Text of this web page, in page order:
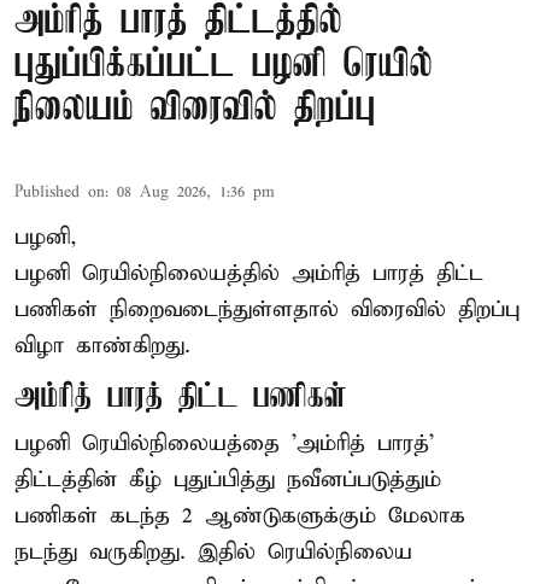
அம்ரித் பாரத் திட்டத்தில்
புதுப்பிக்கப்பட்ட பழனி ரெயில்
நிலையம் விரைவில் திறப்பு
Published on: 08 Aug 2026, 1:36 pm
பழனி,
பழனி ரெயில்நிலையத்தில் அம்ரித் பாரத் திட்ட
பணிகள் நிறைவடைந்துள்ளதால் விரைவில் திறப்பு
விழா காண்கிறது.
அம்ரித் பாரத் திட்ட பணிகள்
பழனி ரெயில்நிலையத்தை 'அம்ரித் பாரத்'
திட்டத்தின் கீழ் புதுப்பித்து நவீனப்படுத்தும்
பணிகள் கடந்த 2 ஆண்டுகளுக்கும் மேலாக
நடந்து வருகிறது. இதில் ரெயில்நிலைய